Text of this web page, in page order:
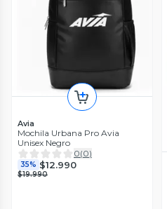
Avia
Mochila Urbana Pro Avia
Unisex Negro
0(0)
35% $12.990
$19.990